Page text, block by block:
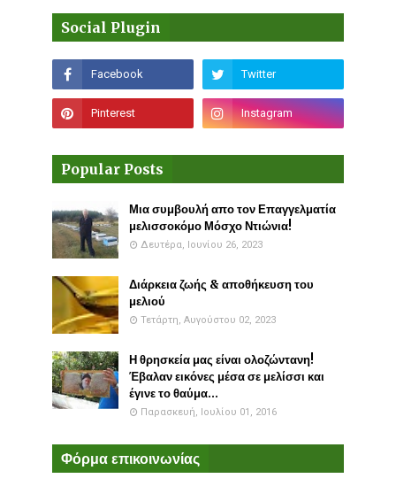
Social Plugin
Popular Posts
Μια συμβουλή απο τον Επαγγελματία
μελισσοκόμο Μόσχο Ντιώνια!
Δευτέρα, Ιουνίου 26, 2023
Διάρκεια ζωής & αποθήκευση του
μελιού
Τετάρτη, Αυγούστου 02, 2023
Η θρησκεία μας είναι ολοζώντανη!
Έβαλαν εικόνες μέσα σε μελίσσι και
έγινε το θαύμα...
Παρασκευή, Ιουλίου 01, 2016
Φόρμα επικοινωνίας